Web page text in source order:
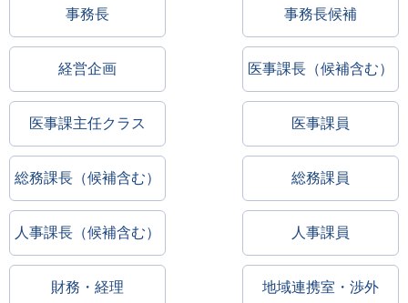
事務長 事務長候補
経営企画 医事課長（候補含む）
医事課主任クラス 医事課員
総務課長（候補含む） 総務課員
人事課長（候補含む） 人事課員
財務・経理 地域連携室・渉外